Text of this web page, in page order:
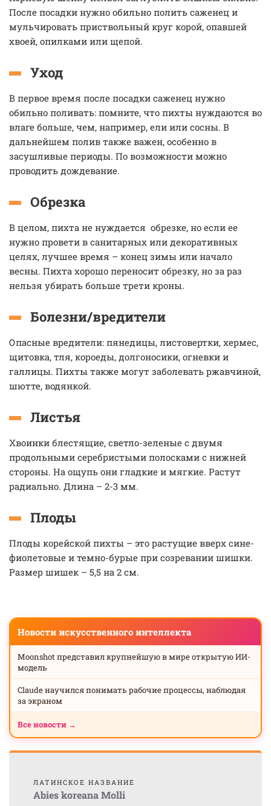
После посадки нужно обильно полить саженец и
мульчировать приствольный круг корой, опавшей
хвоей, опилками или щепой.
Уход
В первое время после посадки саженец нужно
обильно поливать: помните, что пихты нуждаются во
влаге больше, чем, например, ели или сосны. В
дальнейшем полив также важен, особенно в
засушливые периоды. По возможности можно
проводить дождевание.
Обрезка
В целом, пихта не нуждается обрезке, но если ее
нужно провети в санитарных или декоративных
целях, лучшее время – конец зимы или начало
весны. Пихта хорошо переносит обрезку, но за раз
нельзя убирать больше трети кроны.
Болезни/вредители
Опасные вредители: пянедицы, листовертки, хермес,
щитовка, тля, короеды, долгоносики, огневки и
галлицы. Пихты также могут заболевать ржавчиной,
шютте, водянкой.
Листья
Хвоинки блестящие, светло-зеленые с двумя
продольными серебристыми полосками с нижней
стороны. На ощупь они гладкие и мягкие. Растут
радиально. Длина – 2-3 мм.
Плоды
Плоды корейской пихты – это растущие вверх сине-
фиолетовые и темно-бурые при созревании шишки.
Размер шишек – 5,5 на 2 см.
Новости искусственного интеллекта
Moonshot представил крупнейшую в мире открытую ИИ-
модель
Claude научился понимать рабочие процессы, наблюдая
за экраном
Все новости →
ЛАТИНСКОЕ НАЗВАНИЕ
Abies koreana Molli